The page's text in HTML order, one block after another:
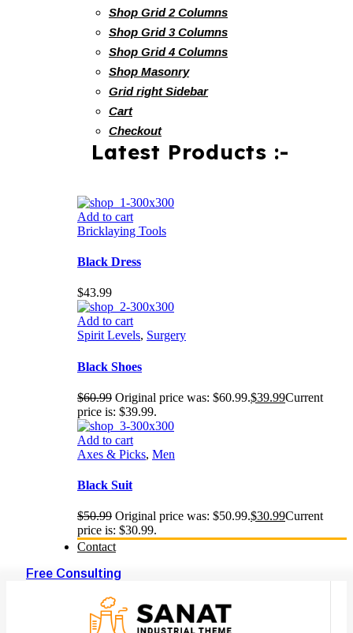
Shop Grid 2 Columns
Shop Grid 3 Columns
Shop Grid 4 Columns
Shop Masonry
Grid right Sidebar
Cart
Checkout
Latest Products :-
Add to cart
Bricklaying Tools
Black Dress
$43.99
Add to cart
Spirit Levels, Surgery
Black Shoes
$60.99 Original price was: $60.99.$39.99Current
price is: $39.99.
Add to cart
Axes & Picks, Men
Black Suit
$50.99 Original price was: $50.99.$30.99Current
price is: $30.99.
Contact
Free Consulting